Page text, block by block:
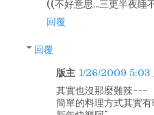
((不好意思...三更半夜睡
回覆
回覆
版主 1/26/2009 5:03
其實也沒那麼難辣~~~
簡單的料理方式其實有